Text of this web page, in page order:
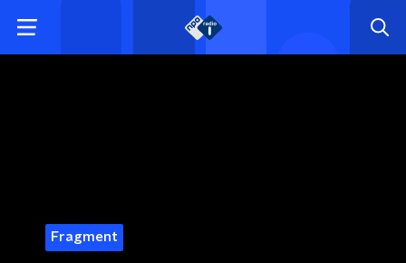
Fragment